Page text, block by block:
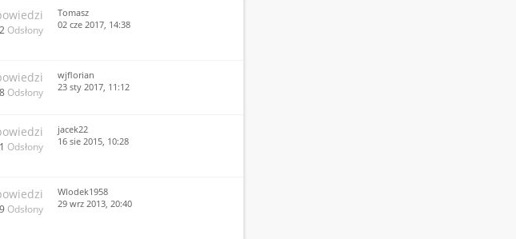
Odsłony
Tomasz
02 cze 2017, 14:38
Odsłony
wjflorian
23 sty 2017, 11:12
Odsłony
jacek22
16 sie 2015, 10:28
Odsłony
Wlodek1958
29 wrz 2013, 20:40